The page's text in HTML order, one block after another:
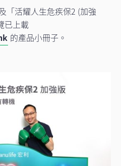
「活耀人生危疾保2 (加強
已上載
的產品小冊子。